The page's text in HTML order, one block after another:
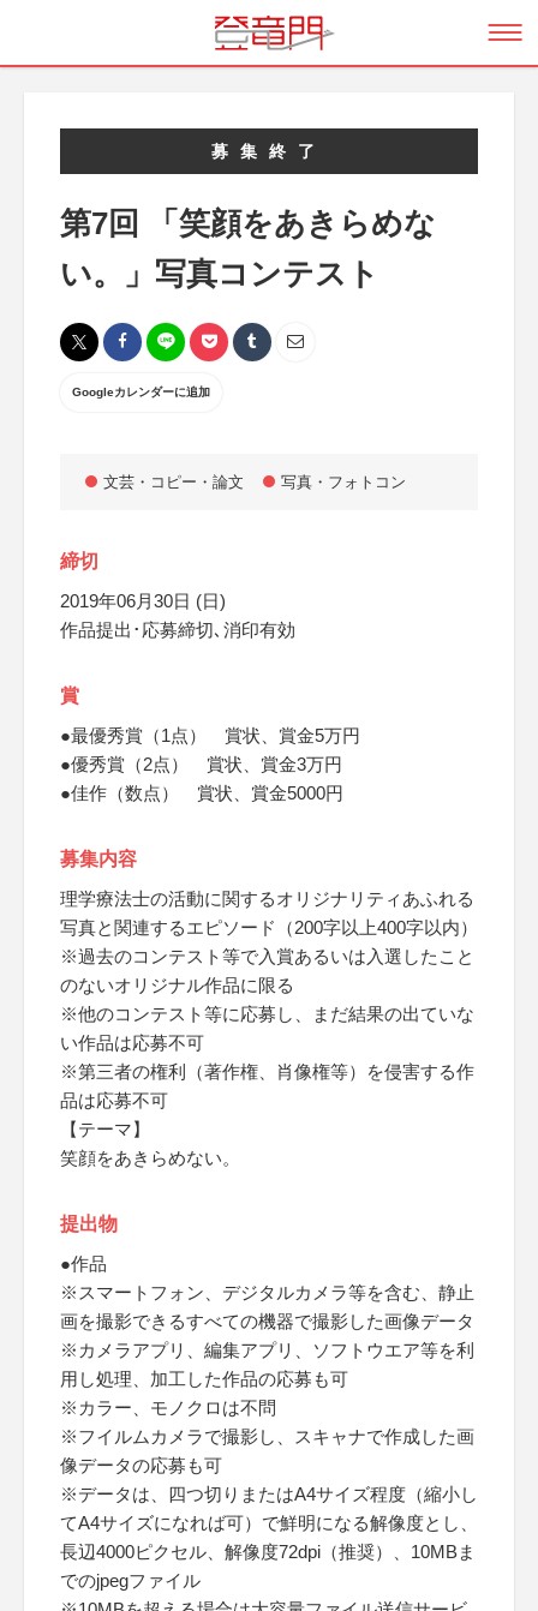
募集終了
第7回 「笑顔をあきらめな
い。」写真コンテスト
Googleカレンダーに追加
文芸・コピー・論文 写真・フォトコン
締切
2019年06月30日 (日)
作品提出･応募締切､消印有効
賞
●最優秀賞（1点） 賞状、賞金5万円
●優秀賞（2点） 賞状、賞金3万円
●佳作（数点） 賞状、賞金5000円
募集内容
理学療法士の活動に関するオリジナリティあふれる
写真と関連するエピソード（200字以上400字以内）
※過去のコンテスト等で入賞あるいは入選したこと
のないオリジナル作品に限る
※他のコンテスト等に応募し、まだ結果の出ていな
い作品は応募不可
※第三者の権利（著作権、肖像権等）を侵害する作
品は応募不可
【テーマ】
笑顔をあきらめない。
提出物
●作品
※スマートフォン、デジタルカメラ等を含む、静止
画を撮影できるすべての機器で撮影した画像データ
※カメラアプリ、編集アプリ、ソフトウエア等を利
用し処理、加工した作品の応募も可
※カラー、モノクロは不問
※フイルムカメラで撮影し、スキャナで作成した画
像データの応募も可
※データは、四つ切りまたはA4サイズ程度（縮小し
てA4サイズになれば可）で鮮明になる解像度とし、
長辺4000ピクセル、解像度72dpi（推奨）、10MBま
でのjpegファイル